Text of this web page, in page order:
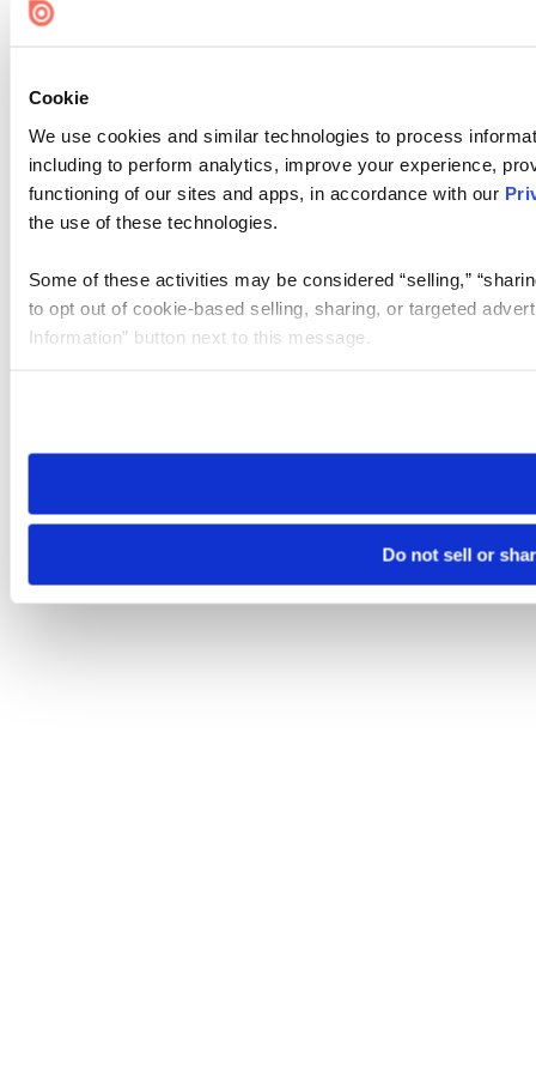
Cookie
We use cookies and similar technologies to process
including to perform analytics, improve your experience,
functioning of our sites and apps, in accordance with our
the use of these technologies.
Some of these activities may be considered “selling,”
to opt out of cookie-based selling, sharing, or targeted
Information” button next to this message.
need to be set again.
Do not sell or